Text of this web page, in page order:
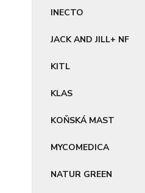
INECTO
JACK AND JILL+ NF
KITL
KLAS
KOŇSKÁ MAST
MYCOMEDICA
NATUR GREEN